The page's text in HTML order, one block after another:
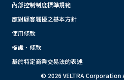
內部控制制度標準規範
應對顧客騷擾之基本方針
使用條款
標識、條款
基於特定商業交易法的表述
© 2026 VELTRA Corporation